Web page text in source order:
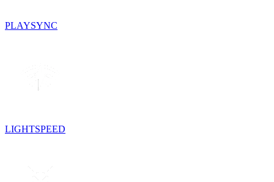
PLAYSYNC
LIGHTSPEED